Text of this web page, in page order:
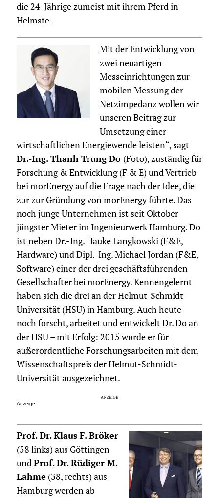
die 24-Jährige zumeist mit ihrem Pferd in
Helmste.
Mit der Entwicklung von
zwei neuartigen
Messeinrichtungen zur
mobilen Messung der
Netzimpedanz wollen wir
unseren Beitrag zur
Umsetzung einer
wirtschaftlichen Energiewende leisten“, sagt
Dr.-Ing. Thanh Trung Do (Foto), zuständig für
Forschung & Entwicklung (F & E) und Vertrieb
bei morEnergy auf die Frage nach der Idee, die
zur zur Gründung von morEnergy führte. Das
noch junge Unternehmen ist seit Oktober
jüngster Mieter im Ingenieurwerk Hamburg. Do
ist neben Dr.-Ing. Hauke Langkowski (F&E,
Hardware) und Dipl.-Ing. Michael Jordan (F&E,
Software) einer der drei geschäftsführenden
Gesellschafter bei morEnergy. Kennengelernt
haben sich die drei an der Helmut-Schmidt-
Universität (HSU) in Hamburg. Auch heute
noch forscht, arbeitet und entwickelt Dr. Do an
der HSU – mit Erfolg: 2015 wurde er für
außerordentliche Forschungsarbeiten mit dem
Wissenschaftspreis der Helmut-Schmidt-
Universität ausgezeichnet.
Anzeige
Prof. Dr. Klaus F. Bröker
(58 links) aus Göttingen
undProf. Dr. Rüdiger M.
Lahme (38, rechts) aus
Hamburg werden ab